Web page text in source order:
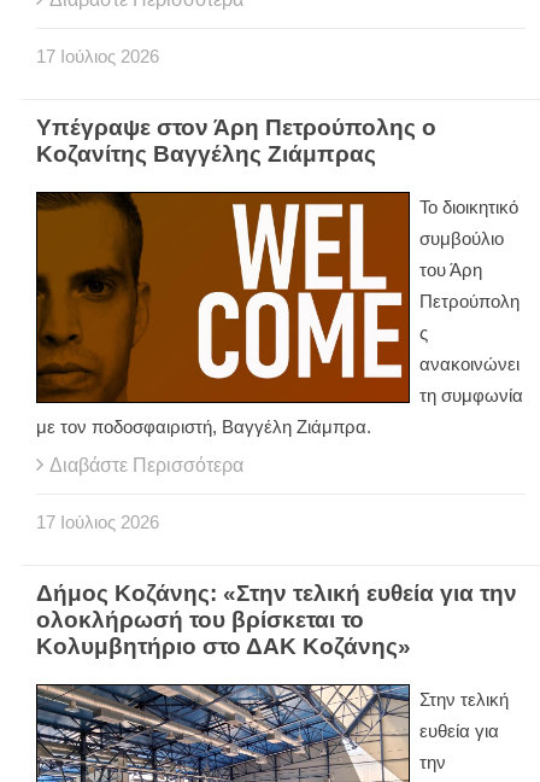
17 Ιούλιος 2026
Υπέγραψε στον Άρη Πετρούπολης ο
Κοζανίτης Βαγγέλης Ζιάμπρας
Το διοικητικό
συμβούλιο
του Άρη
Πετρούπολη
ς
ανακοινώνει
τη συμφωνία
με τον ποδοσφαιριστή, Βαγγέλη Ζιάμπρα.
Διαβάστε Περισσότερα
17 Ιούλιος 2026
Δήμος Κοζάνης: «Στην τελική ευθεία για την
ολοκλήρωσή του βρίσκεται το
Κολυμβητήριο στο ΔΑΚ Κοζάνης»
Στην τελική
ευθεία για
την